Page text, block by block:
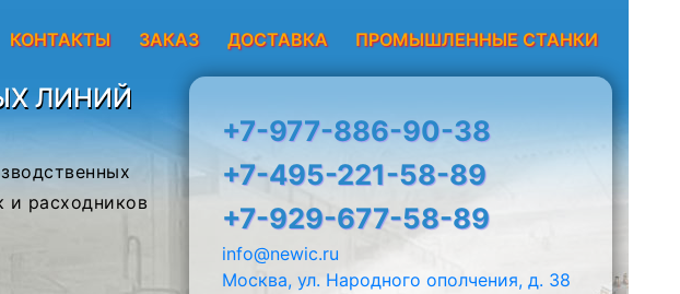
КОНТАКТЫ ЗАКАЗ ДОСТАВКА ПРОМЫШЛЕННЫЕ СТАНКИ
ЛИНИЙ
и расходников
+7-977-886-90-38
+7-495-221-58-89
+7-929-677-58-89
info@newic.ru
Москва, ул. Народного ополчения, д. 38